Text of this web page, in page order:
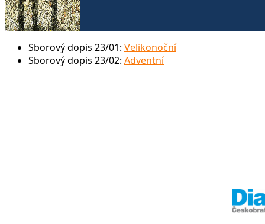
Sborový dopis 23/01: Velikonoční
Sborový dopis 23/02: Adventní